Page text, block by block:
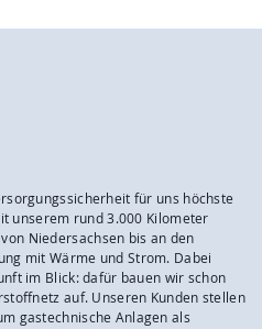
für uns höchste
unserem rund 3.000 Kilometer
Niedersachsen bis an den
mit Wärme und Strom. Dabei
im Blick: dafür bauen wir schon
auf. Unseren Kunden stellen
gastechnische Anlagen als